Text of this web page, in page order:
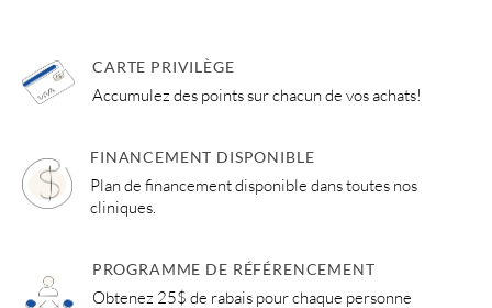
CARTE PRIVILÈGE
Accumulez des points sur chacun de vos achats!
FINANCEMENT DISPONIBLE
Plan de financement disponible dans toutes nos
cliniques.
PROGRAMME DE RÉFÉRENCEMENT
Obtenez 25$ de rabais pour chaque personne